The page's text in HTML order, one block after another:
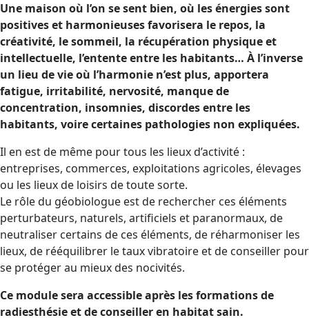
Une maison où l’on se sent bien, où les énergies sont
positives et harmonieuses favorisera le repos, la
créativité, le sommeil, la récupération physique et
intellectuelle, l’entente entre les habitants… À l’inverse
un lieu de vie où l’harmonie n’est plus, apportera
fatigue, irritabilité, nervosité, manque de
concentration, insomnies, discordes entre les
habitants, voire certaines pathologies non expliquées.
Il en est de même pour tous les lieux d’activité :
entreprises, commerces, exploitations agricoles, élevages
ou les lieux de loisirs de toute sorte.
Le rôle du géobiologue est de rechercher ces éléments
perturbateurs, naturels, artificiels et paranormaux, de
neutraliser certains de ces éléments, de réharmoniser les
lieux, de rééquilibrer le taux vibratoire et de conseiller pour
se protéger au mieux des nocivités.
Ce module sera accessible après les formations de
radiesthésie et de conseiller en habitat sain.